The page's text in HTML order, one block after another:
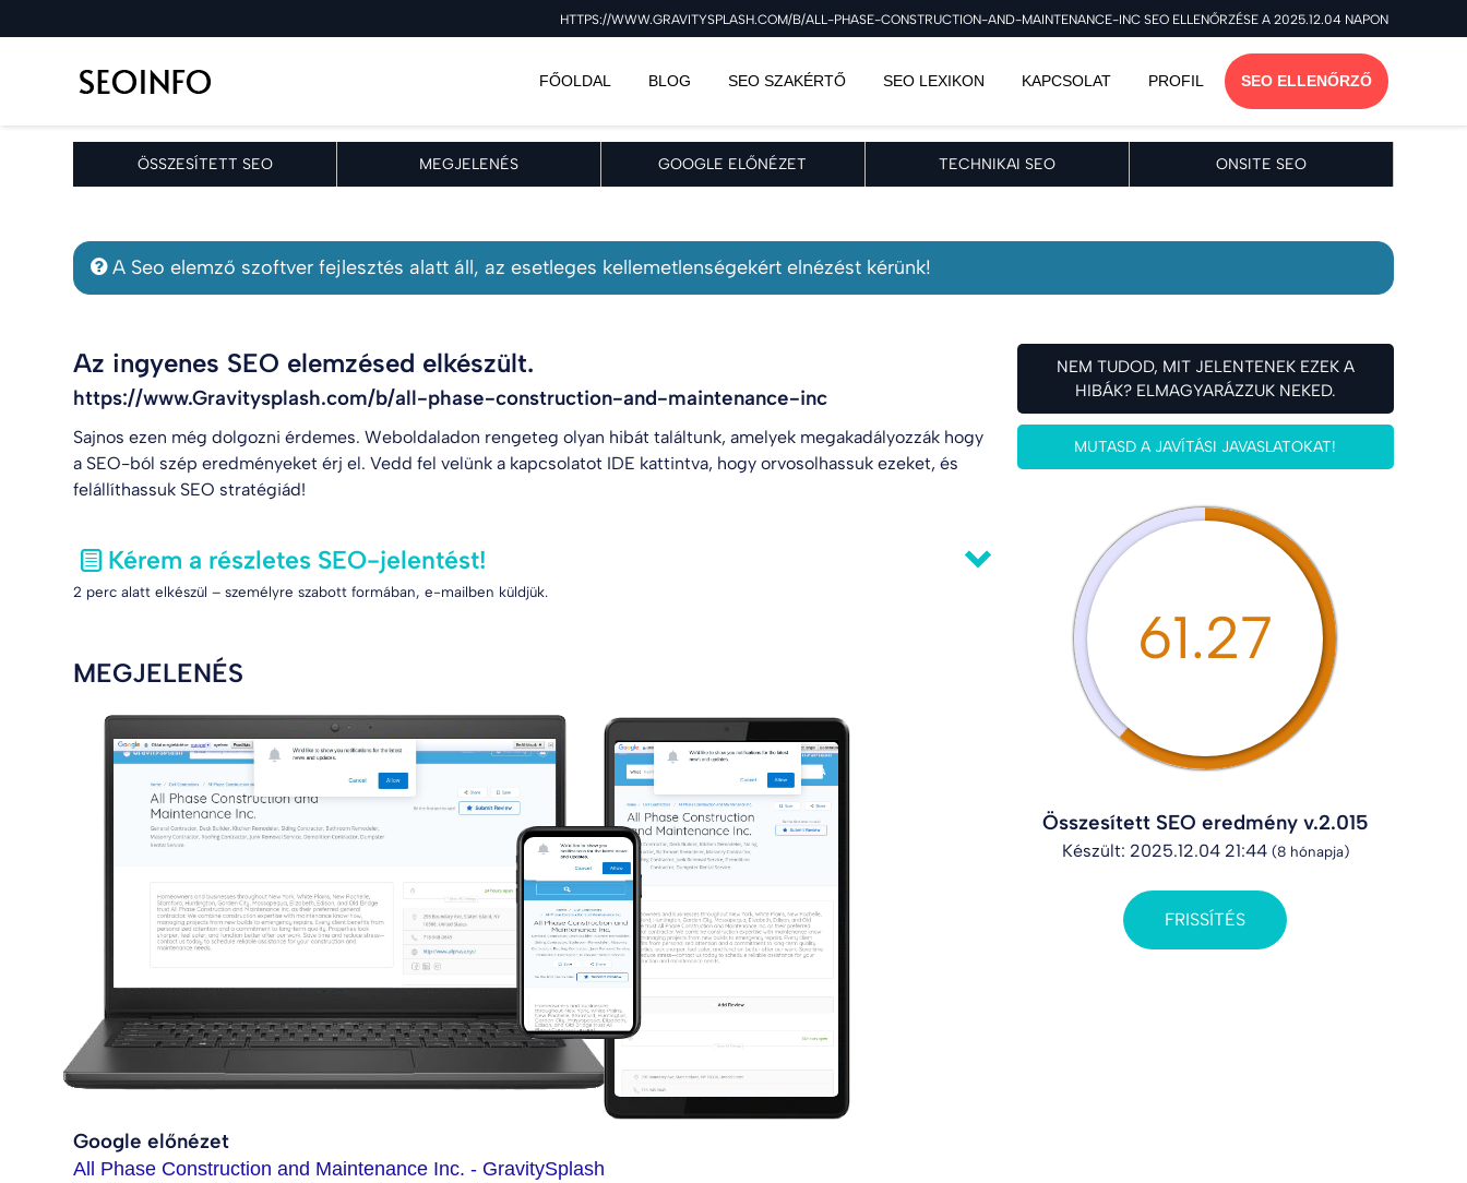
HTTPS://WWW.GRAVITYSPLASH.COM/B/ALL-PHASE-CONSTRUCTION-AND-MAINTENANCE-INC SEO ELLENŐRZÉSE A 2025.12.04 NAPON
FŐOLDAL BLOG SEO SZAKÉRTŐ SEO LEXIKON KAPCSOLAT PROFIL SEO ELLENŐRZŐ
ÖSSZESÍTETT SEO MEGJELENÉS GOOGLE ELŐNÉZET TECHNIKAI SEO ONSITE SEO
A Seo elemző szoftver fejlesztés alatt áll, az esetleges kellemetlenségekért elnézést kérünk!
Az ingyenes SEO elemzésed elkészült.
https://www.Gravitysplash.com/b/all-phase-construction-and-maintenance-inc
Sajnos ezen még dolgozni érdemes. Weboldaladon rengeteg olyan hibát találtunk, amelyek megakadályozzák hogy
a SEO-ból szép eredményeket érj el. Vedd fel velünk a kapcsolatot IDE kattintva, hogy orvosolhassuk ezeket, és
felállíthassuk SEO stratégiád!
Kérem a részletes SEO-jelentést!
2 perc alatt elkészül – személyre szabott formában, e-mailben küldjük.
MEGJELENÉS
NEM TUDOD, MIT JELENTENEK EZEK A
HIBÁK? ELMAGYARÁZZUK NEKED.
MUTASD A JAVÍTÁSI JAVASLATOKAT!
61.27
Összesített SEO eredmény v.2.015
Készült: 2025.12.04 21:44 (8 hónapja)
FRISSÍTÉS
Google előnézet
All Phase Construction and Maintenance Inc. - GravitySplash